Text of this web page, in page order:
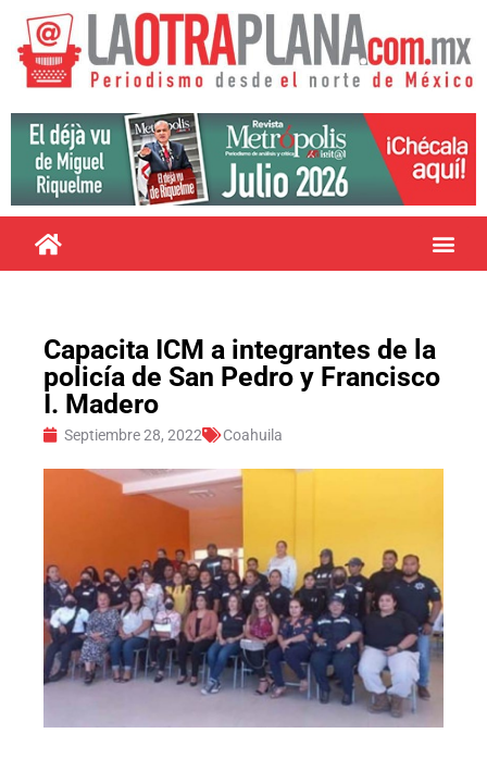
Capacita ICM a integrantes de la
policía de San Pedro y Francisco
I. Madero
Septiembre 28, 2022 Coahuila